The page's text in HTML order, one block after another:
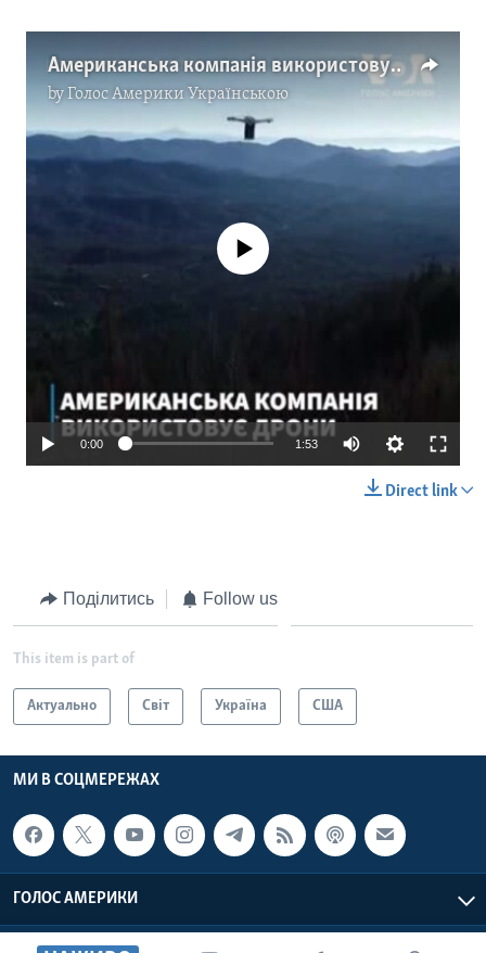
Американська компанія використовує дрони для того, щоб висаджувати дерева після лісових пожеж. Відео
byГолос Америки Українською
No media source currently available
0:00 1:53
Direct link
Поділитись Follow us
This item is part of
Актуально Світ Україна США
МИ В СОЦМЕРЕЖАХ
ГОЛОС АМЕРИКИ